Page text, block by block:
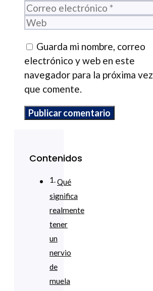
Correo
electrónico
Web
Guarda mi nombre, correo
electrónico y web en este
navegador para la próxima vez
que comente.
Contenidos
Qué
significa
realmente
tener
un
nervio
de
muela